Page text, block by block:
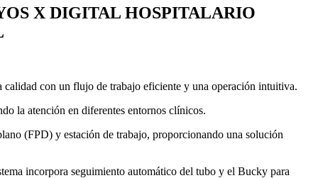
X DIGITAL HOSPITALARIO
con un flujo de trabajo eficiente y una operación intuitiva.
la atención en diferentes entornos clínicos.
(FPD) y estación de trabajo, proporcionando una solución
incorpora seguimiento automático del tubo y el Bucky para